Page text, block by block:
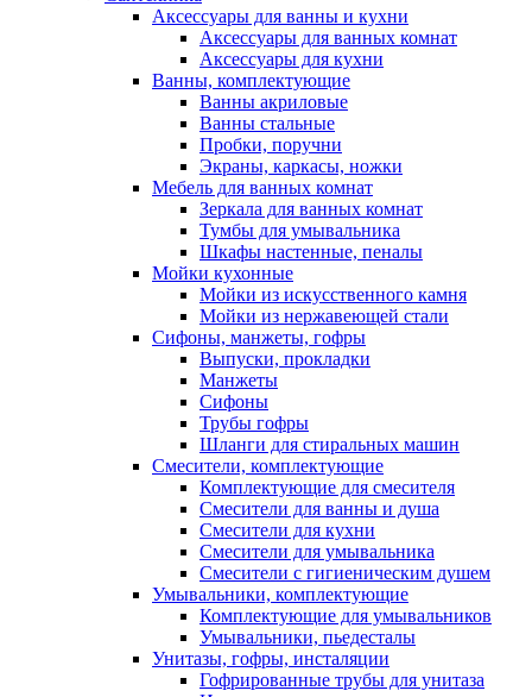
Аксессуары для ванны и кухни
Аксессуары для ванных комнат
Аксессуары для кухни
Ванны, комплектующие
Ванны акриловые
Ванны стальные
Пробки, поручни
Экраны, каркасы, ножки
Мебель для ванных комнат
Зеркала для ванных комнат
Тумбы для умывальника
Шкафы настенные, пеналы
Мойки кухонные
Мойки из искусственного камня
Мойки из нержавеющей стали
Сифоны, манжеты, гофры
Выпуски, прокладки
Манжеты
Сифоны
Трубы гофры
Шланги для стиральных машин
Смесители, комплектующие
Комплектующие для смесителя
Смесители для ванны и душа
Смесители для кухни
Смесители для умывальника
Смесители с гигиеническим душем
Умывальники, комплектующие
Комплектующие для умывальников
Умывальники, пьедесталы
Унитазы, гофры, инсталяции
Гофрированные трубы для унитаза